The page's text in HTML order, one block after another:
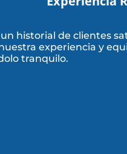
historial de clientes
experiencia y
tranquilo.